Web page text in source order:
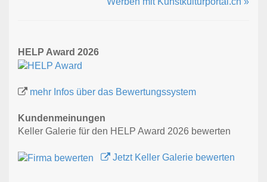
HELP Award 2026
mehr Infos über das Bewertungssystem
Kundenmeinungen
Keller Galerie für den HELP Award 2026 bewerten
Jetzt Keller Galerie bewerten